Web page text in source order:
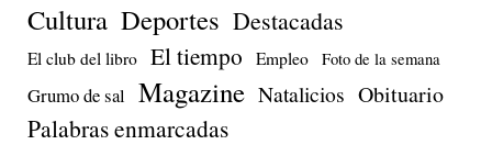
Cultura Deportes Destacadas
El club del libro El tiempo Empleo Foto de la semana
Grumo de sal Magazine Natalicios Obituario
Palabras enmarcadas